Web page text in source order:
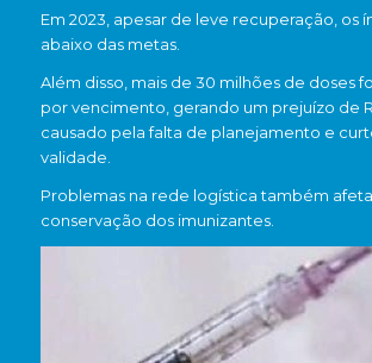
Em 2023, apesar de leve recuperação, os
abaixo das metas.
Além disso, mais de 30 milhões de doses
por vencimento, gerando um prejuízo de
causado pela falta de planejamento e
validade.
Problemas na rede logística também
conservação dos imunizantes.